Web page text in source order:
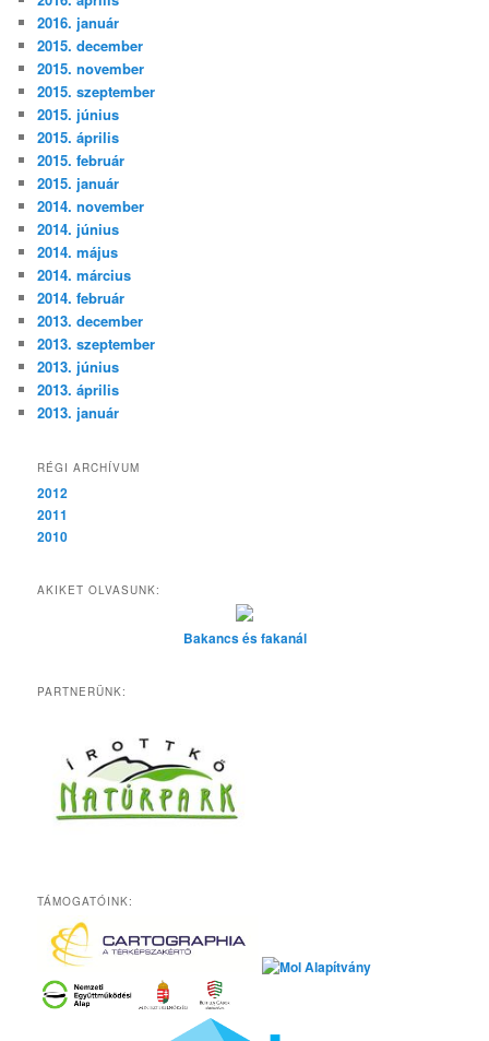
2016. január
2015. december
2015. november
2015. szeptember
2015. június
2015. április
2015. február
2015. január
2014. november
2014. június
2014. május
2014. március
2014. február
2013. december
2013. szeptember
2013. június
2013. április
2013. január
RÉGI ARCHÍVUM
2012
2011
2010
AKIKET OLVASUNK:
Bakancs és fakanál
PARTNERÜNK:
TÁMOGATÓINK: